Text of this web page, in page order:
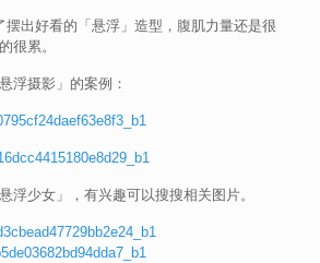
摆出好看的「悬浮」造型，腹肌力量还是很
很累。
浮摄影」的案例：
浮少女」，有兴趣可以搜搜相关图片。